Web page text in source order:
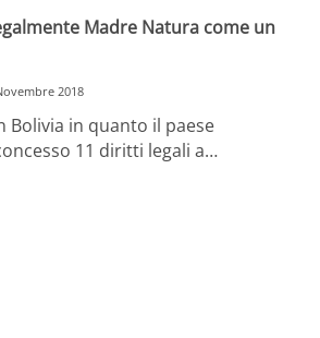
Madre Natura come un
2018
Bolivia in quanto il paese
11 diritti legali a…